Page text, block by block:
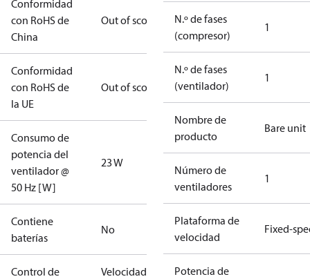
Conformidad
con RoHS de
China
Out of scope
Conformidad
con RoHS de
la UE
Out of scope
Consumo de
potencia del
ventilador @
50 Hz [W]
23 W
Contiene
baterías
No
Control de
Velocidad
N.º de fases
(compresor)
1
N.º de fases
(ventilador)
1
Nombre de
producto
Bare unit
Número de
ventiladores
1
Plataforma de
velocidad
Fixed-
Potencia de